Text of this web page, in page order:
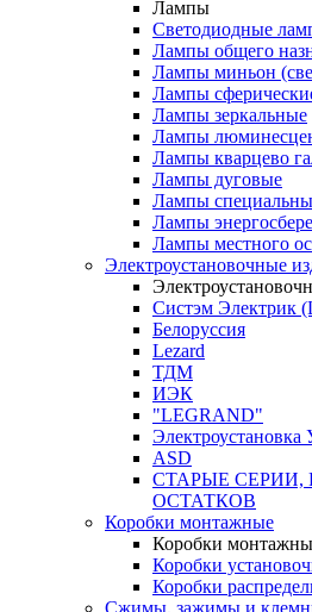
Лампы
Светодиодные
Лампы общего
Лампы миньон
Лампы
Лампы зеркальные
Лампы
Лампы кварцево
Лампы дуговые
Лампы
Лампы
Лампы местного
Электроустановочные
Систэм Электрик
Белоруссия
Lezard
ТДМ
ИЭК
"LEGRAND"
ASD
СТАРЫЕ СЕРИИ,
ОСТАТКОВ
Коробки монтажные
Коробки
Коробки
Коробки
Сжимы, зажимы и